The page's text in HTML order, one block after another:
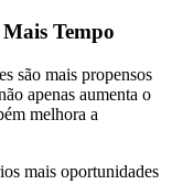
Tempo
são mais propensos
apenas aumenta o
melhora a
mais oportunidades